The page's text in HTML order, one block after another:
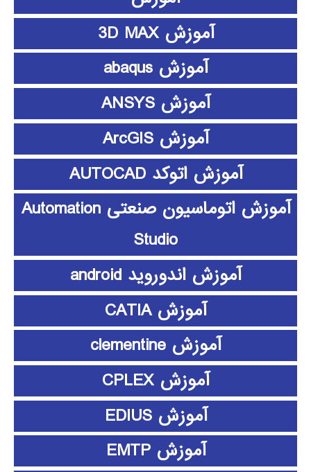
آموزش 3D MAX
آموزش abaqus
آموزش ANSYS
آموزش ArcGIS
آموزش اتوکد AUTOCAD
آموزش اتوماسیون صنعتی Automation
Studio
آموزش اندوروید android
آموزش CATIA
آموزش clementine
آموزش CPLEX
آموزش EDIUS
آموزش EMTP